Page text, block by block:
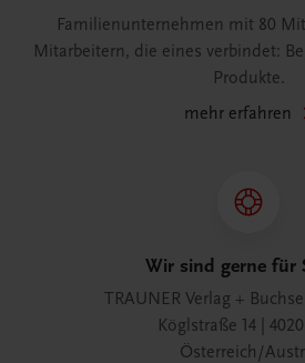
Familienunternehmen mit 80
Mitarbeitern, die eines verbindet:
Produkte.
mehr erfahren
Wir sind gerne für
TRAUNER Verlag +
Köglstraße 14 |
Österreich/